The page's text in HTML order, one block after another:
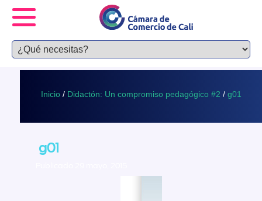
Inicio / Didactón: Un compromiso pedagógico #2 / g01
g01